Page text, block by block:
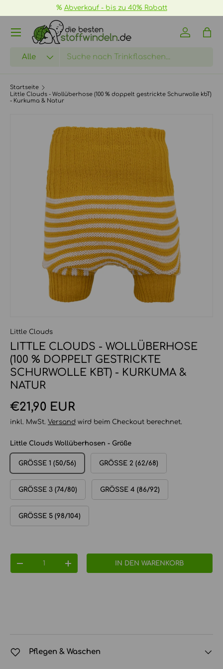
DIREKT ZUM INHALT
% Abverkauf - bis zu 40% Rabatt
Suchen
Alle
Einloggen
Startseite
Little Clouds - Wollüberhose (100 % doppelt gestrickte Schurwolle kbT)
- Kurkuma & Natur
ZU PRODUKTINFORMATIONEN SPRINGEN
Little Clouds
LITTLE CLOUDS - WOLLÜBERHOSE
(100 % DOPPELT GESTRICKTE
SCHURWOLLE KBT) - KURKUMA &
NATUR
Normaler Preis
€21,90 EUR
inkl. MwSt. Versand wird beim Checkout berechnet.
Little Clouds Wollüberhosen - Größe
GRÖSSE 1 (50/56) GRÖSSE 2 (62/68)
GRÖSSE 3 (74/80) GRÖSSE 4 (86/92)
GRÖSSE 5 (98/104)
MENGE VERRINGERNMENGE ERHÖHENIN DEN WARENKORB
Pflegen & Waschen